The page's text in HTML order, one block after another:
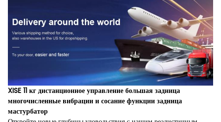
XISE 11 кг дистанционное управление большая задница
многочисленные вибрации и сосание функции задница
мастурбатор